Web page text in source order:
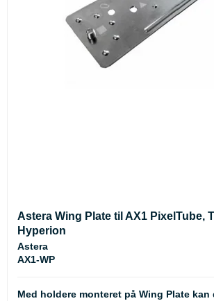
Astera Wing Plate til AX1 PixelTube,
Hyperion
Astera
AX1-WP
Med holdere monteret på Wing Plate